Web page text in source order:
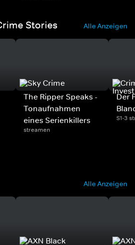
Stories Alle Anzeigen
The Ripper Speaks -
Tonaufnahmen
eines Serienkillers
streamen
Der
S1-3
Alle Anzeigen